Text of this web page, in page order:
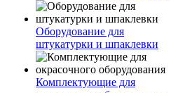
Оборудование для
штукатурки и шпаклевки
Комплектующие для